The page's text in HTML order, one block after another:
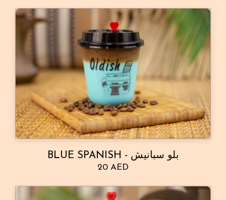
BLUE SPANISH - بلو سبانيش
20 AED